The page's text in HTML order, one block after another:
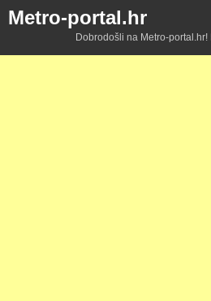
Metro-portal.hr
Dobrodošli na Metro-portal.hr!